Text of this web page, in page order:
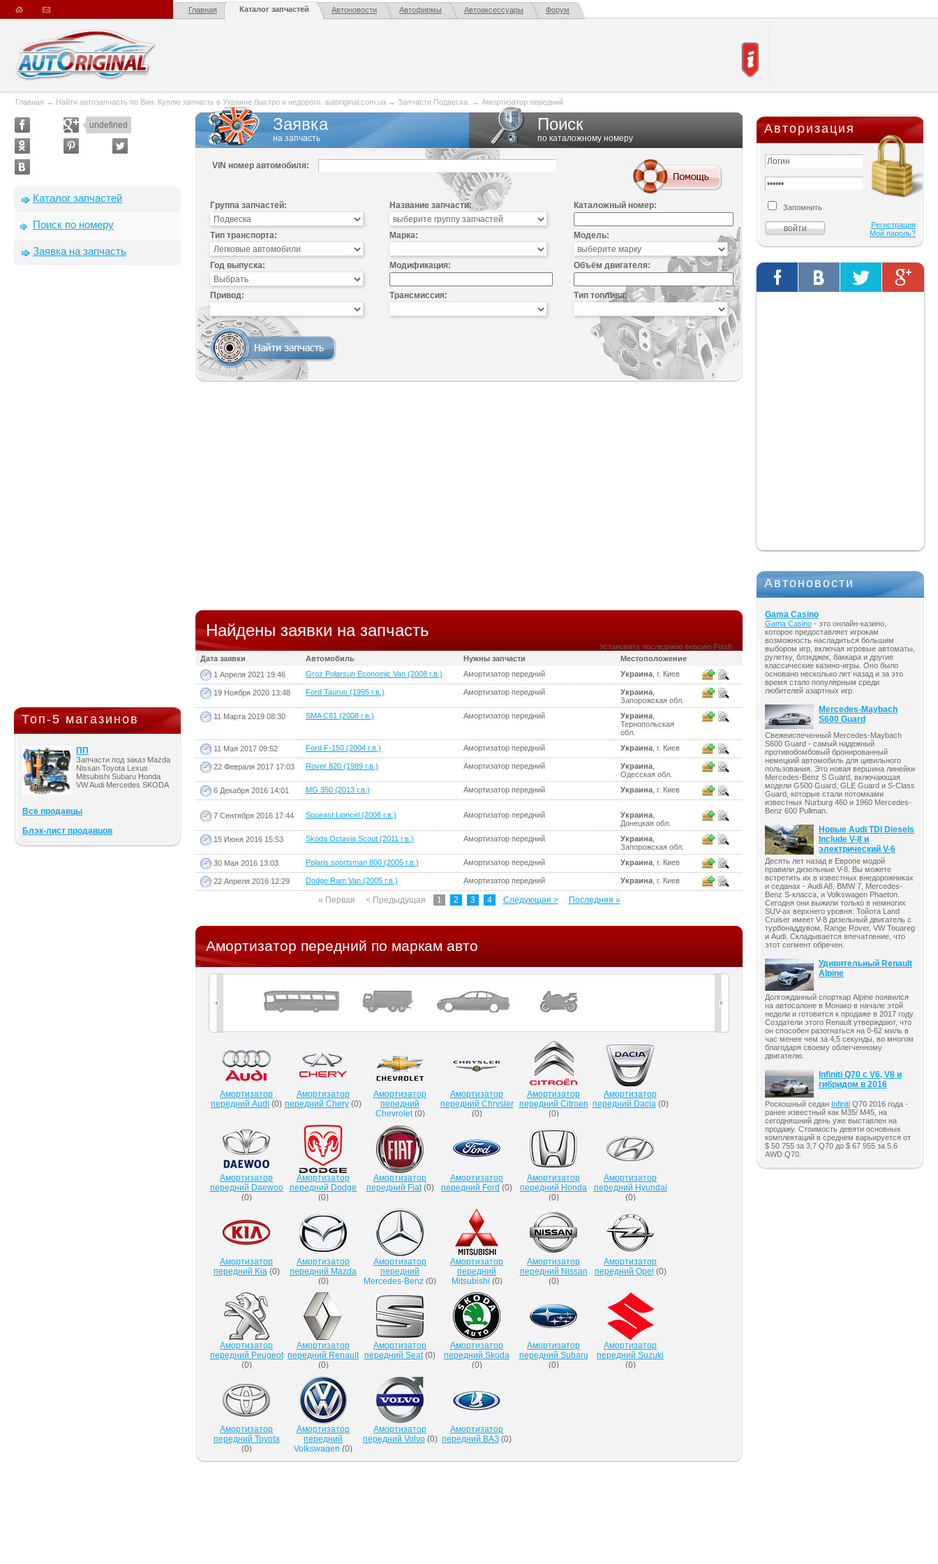
Главная Каталог запчастей Автоновости Автофирмы Автоаксессуары Форум
Главная → Найти автозапчасть по Вин. Куплю запчасть в Украине быстро и недорого. autoriginal.com.ua → Запчасти Подвеска. → Амортизатор передний
undefined
Каталог запчастей
Поиск по номеру
Заявка на запчасть
Топ-5 магазинов
ПП
Запчасти под заказ Mazda
Nissan Toyota Lexus
Mitsubishi Subaru Honda
VW Audi Mercedes SKODA
Все продавцы
Блэк-лист продавцов
Заявка
на запчасть
Поиск
по каталожному номеру
VIN номер автомобиля:
Группа запчастей: Название запчасти: Каталожный номер:
Тип транспорта: Марка: Модель:
Год выпуска: Модификация: Объём двигателя:
Привод: Трансмиссия: Тип топлива:
Найдены заявки на запчасть
Установите последнюю версию Flash
Дата заявки
Автомобиль Нужны запчасти
Местоположение
1 Апреля 2021 19:46
Groz Polarsun Economic Van (2008 г.в.) Амортизатор передний Украина , г. Киев
19 Ноября 2020 13:48 Ford Taurus (1995 г.в.) Амортизатор передний Украина
Запорожская обл.
11 Марта 2019 08:30
SMA C81 (2008 г.в.) Амортизатор передний Украина
Тернопольская
обл.
11 Мая 2017 09:52
Ford F-150 (2004 г.в.) Амортизатор передний Украина , г. Киев
22 Февраля 2017 17:03 Rover 820 (1989 г.в.) Амортизатор передний Украина
Одесская обл.
6 Декабря 2016 14:01
MG 350 (2013 г.в.) Амортизатор передний Украина , г. Киев
7 Сентября 2016 17:44 Soueast Lioncel (2006 г.в.) Амортизатор передний Украина
Донецкая обл.
15 Июня 2016 15:53
Skoda Octavia Scout (2011 г.в.) Амортизатор передний Украина
Запорожская обл.
30 Мая 2016 13:03
Polaris sportsman 800 (2005 г.в.) Амортизатор передний Украина , г. Киев
22 Апреля 2016 12:29 Dodge Ram Van (2005 г.в.) Амортизатор передний Украина , г. Киев
« Первая < Предыдущая 1 2 3 4 Следующая > Последняя »
Амортизатор передний по маркам авто
Амортизатор
передний Audi (0)
Амортизатор
передний Chery (0)
Амортизатор
передний
Chevrolet(0)
Амортизатор
передний Chrysler
(0)
Амортизатор
передний Citroen
(0)
Амортизатор
передний Dacia(0)
Амортизатор
передний Daewoo
(0)
Амортизатор
передний Dodge
(0)
Амортизатор
передний Fiat(0)
Амортизатор
передний Ford (0)
Амортизатор
передний Honda
(0)
Амортизатор
передний Hyundai
(0)
Амортизатор
передний Kia(0)
Амортизатор
передний Mazda
(0)
Амортизатор
передний
Mercedes-Benz (0)
Амортизатор
передний
Mitsubishi (0)
Амортизатор
передний Nissan
(0)
Амортизатор
передний Opel (0)
Амортизатор
передний Peugeot
(0)
Амортизатор
передний Renault
(0)
Амортизатор
передний Seat(0)
Амортизатор
передний Skoda
(0)
Амортизатор
передний Subaru
(0)
Амортизатор
передний Suzuki
(0)
Амортизатор
передний Toyota
(0)
Амортизатор
передний
Volkswagen (0)
Амортизатор
передний Volvo(0)
Амортизатор
передний ВАЗ (0)
Авторизация
Запомнить
Регистрация
Мой пароль?
Автоновости
Gama Casino
Gama Casino - это онлайн-казино,
которое предоставляет игрокам
возможность насладиться большим
выбором игр, включая игровые автоматы,
рулетку, блэкджек, баккара и другие
классические казино-игры. Оно было
основано несколько лет назад и за это
время стало популярным среди
любителей азартных игр.
Mercedes-Maybach
S600 Guard
Свежеиспеченный Mercedes-Maybach
S600 Guard - самый надежный
противобомбовый бронированный
немецкий автомобиль для цивильного
пользования. Это новая вершина линейки
Mercedes-Benz S Guard, включающая
модели G500 Guard, GLE Guard и S-Class
Guard, которые стали потомками
известных Nurburg 460 и 1960 Mercedes-
Benz 600 Pullman.
Новые Audi TDI Diesels
Include V-8 и
электрический V-6
Десять лет назад в Европе модой
правили дизельные V-8. Вы можете
встретить их в известных внедорожниках
и седанах - Audi A8, BMW 7, Mercedes-
Benz S-класса, и Volkswagen Phaeton.
Сегодня они выжили только в немногих
SUV-ах верхнего уровня: Тойота Land
Cruiser имеет V-8 дизельный двигатель с
турбонаддувом, Range Rover, VW Touareg
и Audi. Складывается впечатление, что
этот сегмент обречен.
Удивительный Renault
Alpine
Долгожданный спорткар Alpine появился
на автосалоне в Монако в начале этой
недели и готовится к продаже в 2017 году.
Создатели этого Renault утверждают, что
он способен разогнаться на 0-62 миль в
час менее чем за 4,5 секунды, во многом
благодаря своему облегченному
двигателю.
Infiniti Q70 с V6, V8 и
гибридом в 2016
Роскошный седан Infiniti Q70 2016 года -
ранее известный как M35/ M45, на
сегодняшний день уже выставлен на
продажу. Стоимость девяти основных
комплектаций в среднем варьируется от
$ 50 755 за 3,7 Q70 до $ 67 955 за 5.6
AWD Q70.